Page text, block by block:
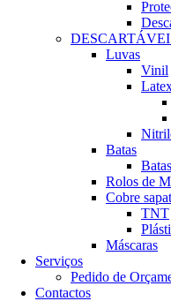
Luvas
Vinil
Batas
Rolos de
Cobre
TNT
Máscaras
Serviços
Pedido de
Contactos